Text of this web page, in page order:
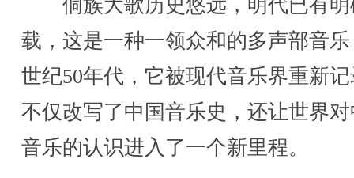
侗族大歌历史悠远，明代已有明
载，这是一种一领众和的多声部音乐
世纪50年代，它被现代音乐界重新
不仅改写了中国音乐史，还让世界
音乐的认识进入了一个新里程。